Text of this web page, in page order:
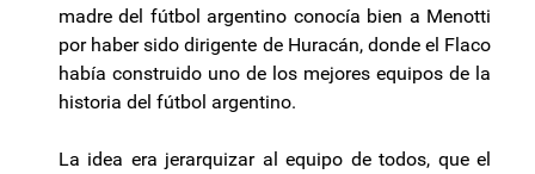
madre del fútbol argentino conocía bien a Menotti
por haber sido dirigente de Huracán, donde el Flaco
había construido uno de los mejores equipos de la
historia del fútbol argentino.
La idea era jerarquizar al equipo de todos, que el